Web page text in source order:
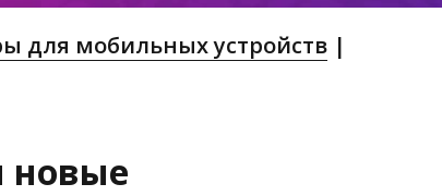
для мобильных устройств
новые